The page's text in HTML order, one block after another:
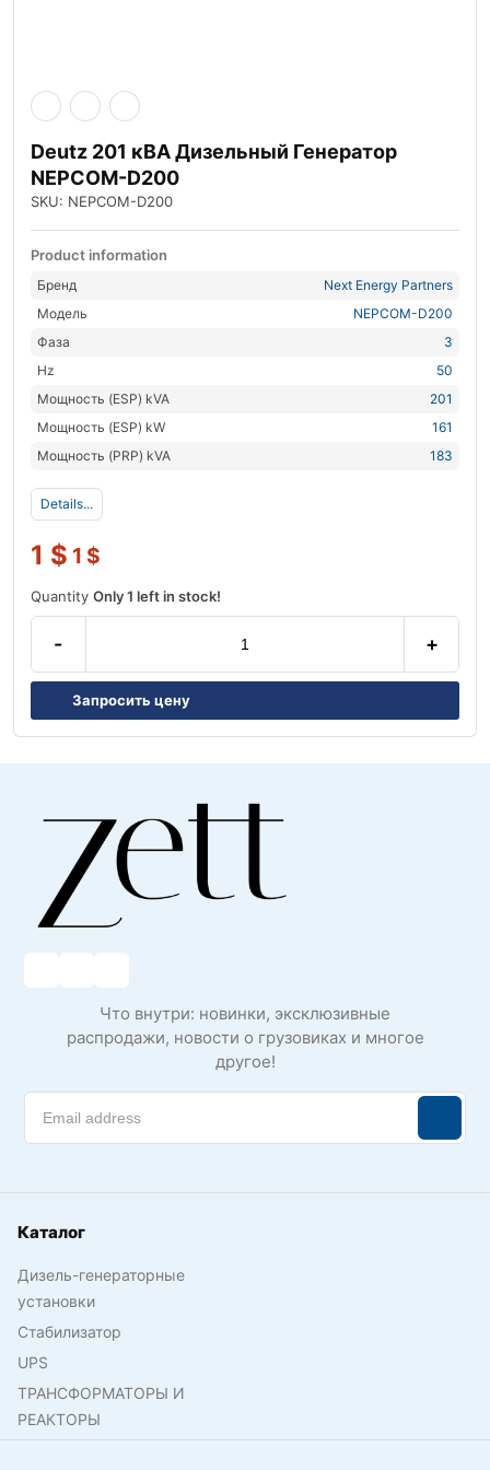
Deutz 201 кВА Дизельный Генератор
NEPCOM-D200
SKU: NEPCOM-D200
Product information
Бренд
Next Energy Partners
Модель
NEPCOM-D200
Фаза
3
Hz
50
Мощность (ESP) kVA
201
Мощность (ESP) kW
161
Мощность (PRP) kVA
183
Details...
1 $ 1 $
Quantity Only 1 left in stock!
- +
Запросить цену
Что внутри: новинки, эксклюзивные
распродажи, новости о грузовиках и многое
другое!
Каталог
Дизель-генераторные
установки
Стабилизатор
UPS
ТРАНСФОРМАТОРЫ И
РЕАКТОРЫ